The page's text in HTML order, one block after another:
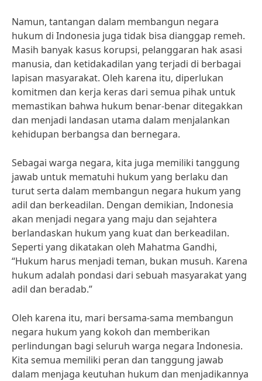
Namun, tantangan dalam membangun negara
hukum di Indonesia juga tidak bisa dianggap remeh.
Masih banyak kasus korupsi, pelanggaran hak asasi
manusia, dan ketidakadilan yang terjadi di berbagai
lapisan masyarakat. Oleh karena itu, diperlukan
komitmen dan kerja keras dari semua pihak untuk
memastikan bahwa hukum benar-benar ditegakkan
dan menjadi landasan utama dalam menjalankan
kehidupan berbangsa dan bernegara.
Sebagai warga negara, kita juga memiliki tanggung
jawab untuk mematuhi hukum yang berlaku dan
turut serta dalam membangun negara hukum yang
adil dan berkeadilan. Dengan demikian, Indonesia
akan menjadi negara yang maju dan sejahtera
berlandaskan hukum yang kuat dan berkeadilan.
Seperti yang dikatakan oleh Mahatma Gandhi,
“Hukum harus menjadi teman, bukan musuh. Karena
hukum adalah pondasi dari sebuah masyarakat yang
adil dan beradab.”
Oleh karena itu, mari bersama-sama membangun
negara hukum yang kokoh dan memberikan
perlindungan bagi seluruh warga negara Indonesia.
Kita semua memiliki peran dan tanggung jawab
dalam menjaga keutuhan hukum dan menjadikannya